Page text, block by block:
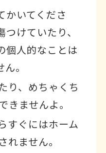
かいてくださ
けていたり、
個人的なことは
。
り、めちゃくち
きませんよ。
すぐにはホーム
れません。